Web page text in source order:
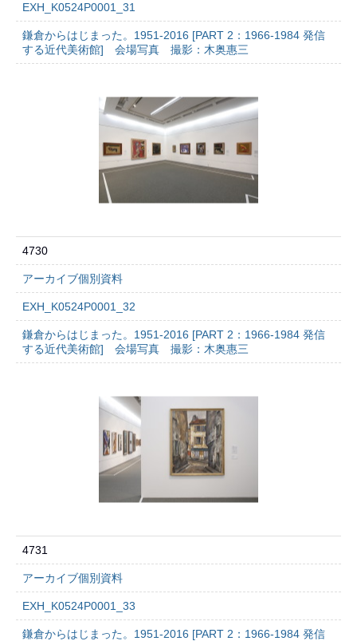
EXH_K0524P0001_31
鎌倉からはじまった。1951-2016 [PART 2：1966-1984 発信
する近代美術館] 会場写真 撮影：木奥惠三
4730
アーカイブ個別資料
EXH_K0524P0001_32
鎌倉からはじまった。1951-2016 [PART 2：1966-1984 発信
する近代美術館] 会場写真 撮影：木奥惠三
4731
アーカイブ個別資料
EXH_K0524P0001_33
鎌倉からはじまった。1951-2016 [PART 2：1966-1984 発信